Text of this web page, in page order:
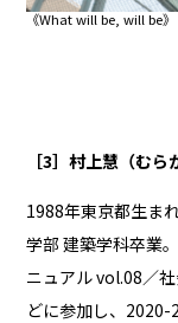
《What will be, will be》
［3］村上慧（む
1988年東京都生ま
学部 建築学科卒業
ニュアル vol.08／
どに参加し、